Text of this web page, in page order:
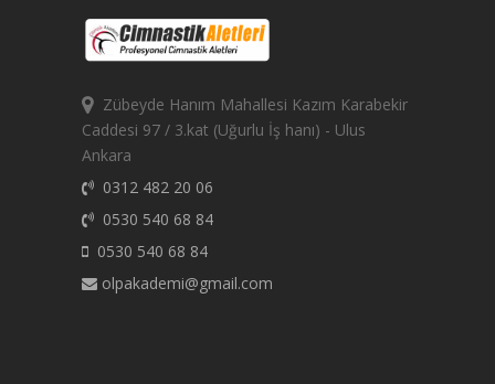
Zübeyde Hanım Mahallesi Kazım Karabekir
Caddesi 97 / 3.kat (Uğurlu İş hanı) - Ulus
Ankara
0312 482 20 06
0530 540 68 84
0530 540 68 84
olpakademi@gmail.com